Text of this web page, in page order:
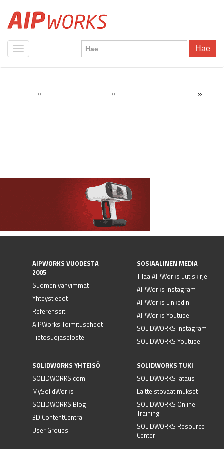
Hae
» » »
AIPWORKS VUODESTA
2005
Suomen vahvimmat
Yhteystiedot
Referenssit
AIPWorks Toimitusehdot
Tietosuojaseloste
SOSIAALINEN MEDIA
Tilaa AIPWorks uutiskirje
AIPWorks Instagram
AIPWorks LinkedIn
AIPWorks Youtube
SOLIDWORKS Instagram
SOLIDWORKS Youtube
SOLIDWORKS YHTEISÖ
SOLIDWORKS.com
MySolidWorks
SOLIDWORKS Blog
3D ContentCentral
User Groups
SOLIDWORKS TUKI
SOLIDWORKS lataus
Laitteistovaatimukset
SOLIDWORKS Online
Training
SOLIDWORKS Resource
Center